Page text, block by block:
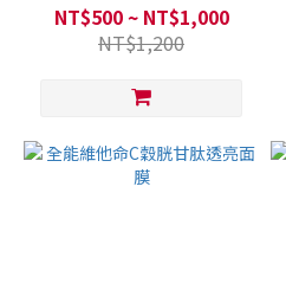
NT$500 ~ NT$1,000
NT$1,200